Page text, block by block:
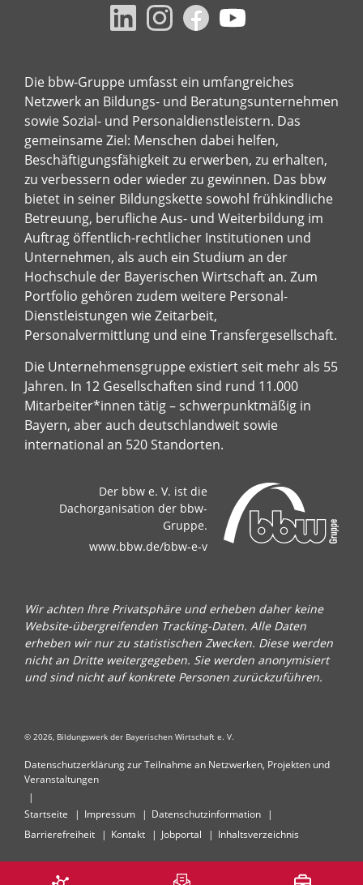
Die bbw-Gruppe umfasst ein umfangreiches
Netzwerk an Bildungs- und Beratungsunternehmen
sowie Sozial- und Personaldienstleistern. Das
gemeinsame Ziel: Menschen dabei helfen,
Beschäftigungsfähigkeit zu erwerben, zu erhalten,
zu verbessern oder wieder zu gewinnen. Das bbw
bietet in seiner Bildungskette sowohl frühkindliche
Betreuung, berufliche Aus- und Weiterbildung im
Auftrag öffentlich-rechtlicher Institutionen und
Unternehmen, als auch ein Studium an der
Hochschule der Bayerischen Wirtschaft an. Zum
Portfolio gehören zudem weitere Personal-
Dienstleistungen wie Zeitarbeit,
Personalvermittlung und eine Transfergesellschaft.
Die Unternehmensgruppe existiert seit mehr als 55
Jahren. In 12 Gesellschaften sind rund 11.000
Mitarbeiter*innen tätig – schwerpunktmäßig in
Bayern, aber auch deutschlandweit sowie
international an 520 Standorten.
Der bbw e. V. ist die
Dachorganisation der bbw-
Gruppe.
www.bbw.de/bbw-e-v
Wir achten Ihre Privatsphäre und erheben daher keine
Website-übergreifenden Tracking-Daten. Alle Daten
erheben wir nur zu statistischen Zwecken. Diese werden
nicht an Dritte weitergegeben. Sie werden anonymisiert
und sind nicht auf konkrete Personen zurückzuführen.
© 2026, Bildungswerk der Bayerischen Wirtschaft e. V.
Datenschutzerklärung zur Teilnahme an Netzwerken, Projekten und
Veranstaltungen
Startseite Impressum
Datenschutzinformation
Barrierefreiheit
Kontakt Jobportal Inhaltsverzeichnis